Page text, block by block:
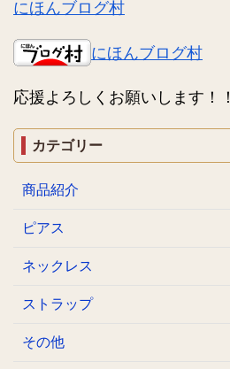
にほんブログ村
にほんブログ村
応援よろしくお願いします！！
カテゴリー
商品紹介
ピアス
ネックレス
ストラップ
その他